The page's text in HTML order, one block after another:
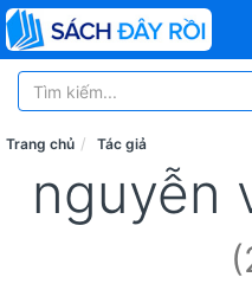
Trang chủ Tác giả
nguyễn